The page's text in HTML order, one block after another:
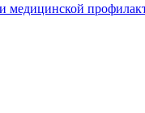
и медицинской